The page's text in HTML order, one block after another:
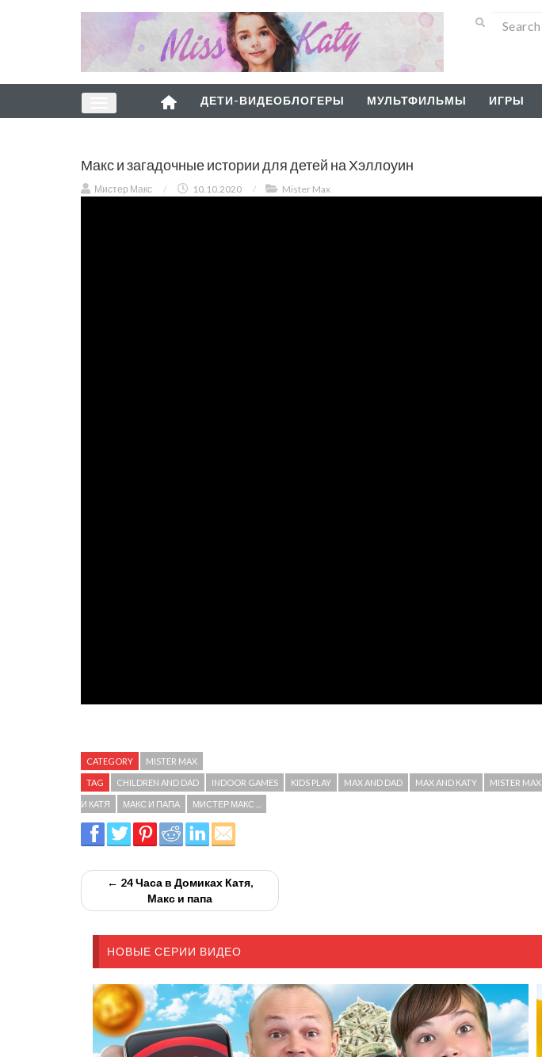
ДЕТИ-ВИДЕОБЛОГЕРЫ МУЛЬТФИЛЬМЫ ИГРЫ
Макс и загадочные истории для детей на Хэллоуин
Мистер Макс / 10.10.2020 / Mister Max
CATEGORY MISTER MAX
TAG CHILDREN AND DAD INDOOR GAMES KIDS PLAY MAX AND DAD MAX AND KATY MISTER MAX
И КАТЯ МАКС И ПАПА МИСТЕР МАКС ...
← 24 Часа в Домиках Катя,
Макс и папа
НОВЫЕ СЕРИИ ВИДЕО